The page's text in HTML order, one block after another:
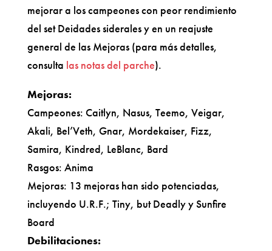
mejorar a los campeones con peor rendimiento
del set Deidades siderales y en un reajuste
general de las Mejoras (para más detalles,
consulta las notas del parche).
Mejoras:
Campeones: Caitlyn, Nasus, Teemo, Veigar,
Akali, Bel’Veth, Gnar, Mordekaiser, Fizz,
Samira, Kindred, LeBlanc, Bard
Rasgos: Anima
Mejoras: 13 mejoras han sido potenciadas,
incluyendo U.R.F.; Tiny, but Deadly y Sunfire
Board
Debilitaciones: